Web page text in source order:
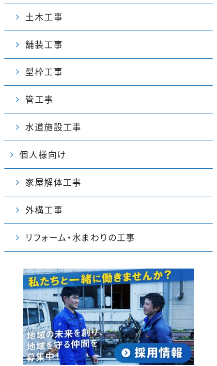
土木工事
舗装工事
型枠工事
管工事
水道施設工事
個人様向け
家屋解体工事
外構工事
リフォーム・水まわりの工事